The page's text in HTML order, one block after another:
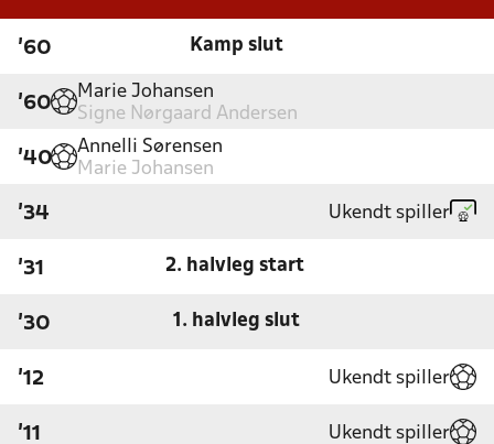
'60 Kamp slut
'60
Marie Johansen
Signe Nørgaard Andersen
'40
Annelli Sørensen
Marie Johansen
'34 Ukendt spiller
'31 2. halvleg start
'30 1. halvleg slut
'12 Ukendt spiller
'11 Ukendt spiller